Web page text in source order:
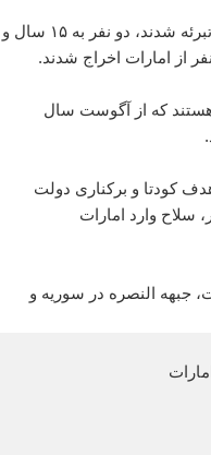
به گزارش فارس، ۷ متهم دیگر این پرونده تبرئه شدند، دو نفر به ۱۵ سال و
شده این تیم ۴۱ نفر هستند که از آگوست سال
هدف کودتا و برکناری دولت
سلاح وارد امارات
جبهه النصره در سوریه و